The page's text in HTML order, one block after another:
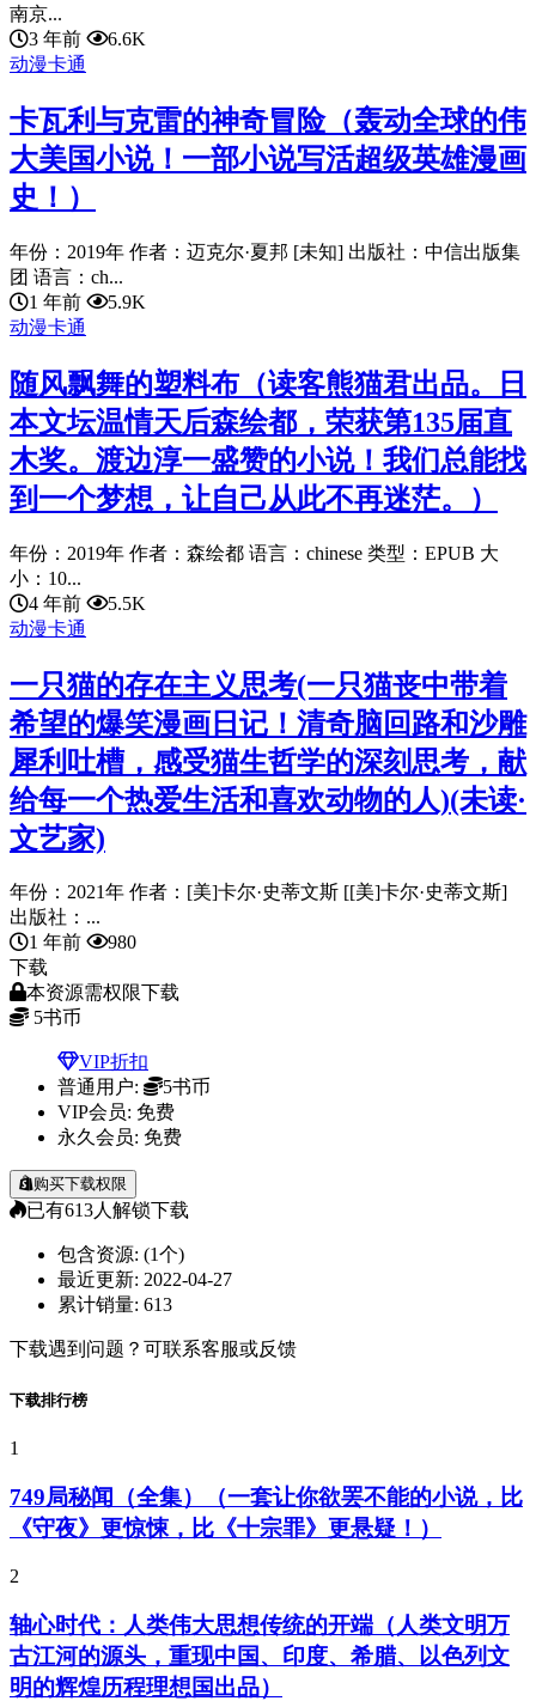
南京...
3 年前
6.6K
动漫卡通
卡瓦利与克雷的神奇冒险（轰动全球的伟
大美国小说！一部小说写活超级英雄漫画
史！）
年份：2019年 作者：迈克尔·夏邦 [未知] 出版社：中信出版集
团 语言：ch...
1 年前
5.9K
动漫卡通
随风飘舞的塑料布（读客熊猫君出品。日
本文坛温情天后森绘都，荣获第135届直
木奖。渡边淳一盛赞的小说！我们总能找
到一个梦想，让自己从此不再迷茫。）
年份：2019年 作者：森绘都 语言：chinese 类型：EPUB 大
小：10...
4 年前
5.5K
动漫卡通
一只猫的存在主义思考(一只猫丧中带着
希望的爆笑漫画日记！清奇脑回路和沙雕
犀利吐槽，感受猫生哲学的深刻思考，献
给每一个热爱生活和喜欢动物的人)(未读·
文艺家)
年份：2021年 作者：[美]卡尔·史蒂文斯 [[美]卡尔·史蒂文斯]
出版社：...
1 年前
980
下载
本资源需权限下载
5书币
VIP折扣
普通用户:
5书币
VIP会员: 免费
永久会员: 免费
购买下载权限
已有613人解锁下载
包含资源: (1个)
最近更新: 2022-04-27
累计销量: 613
下载遇到问题？可联系客服或反馈
下载排行榜
1
749局秘闻（全集）（一套让你欲罢不能的小说，比
《守夜》更惊悚，比《十宗罪》更悬疑！）
2
轴心时代：人类伟大思想传统的开端（人类文明万
古江河的源头，重现中国、印度、希腊、以色列文
明的辉煌历程理想国出品）